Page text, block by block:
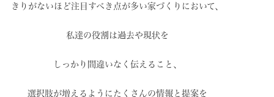
きりがないほど注目すべき点が多い家づくりにおいて、
私達の役割は過去や現状を
しっかり間違いなく伝えること、
選択肢が増えるように たくさんの情報と提案を